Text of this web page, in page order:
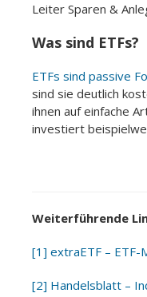
Leiter Sparen &
Was sind ETFs?
ETFs sind passive
sind sie deutlich
ihnen auf einfache
investiert
Weiterführende
[1] extraETF –
[2] Handelsblatt –